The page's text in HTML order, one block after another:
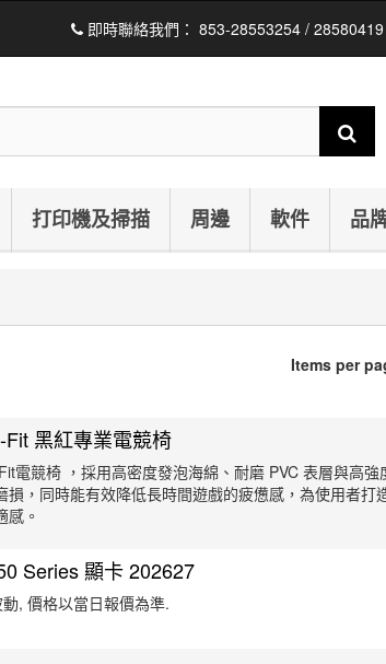
即時聯絡我們： 853-28553254 / 28580419
打印機及掃描 周邊 軟件 品
Items per
黑紅專業電競椅
電競椅 ，採用高密度發泡海綿、耐磨 PVC 表層與高強
損，同時能有效降低長時間遊戲的疲憊感，為使用者打
感。
Series 顯卡 202627
, 價格以當日報價為準.